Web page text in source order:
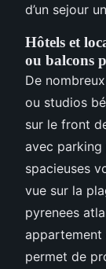
d’un sejour
Hôtels et
ou balcons
De nombreux
ou studios
sur le front
avec parking
spacieuses
vue sur la
pyrenees
appartement
permet de